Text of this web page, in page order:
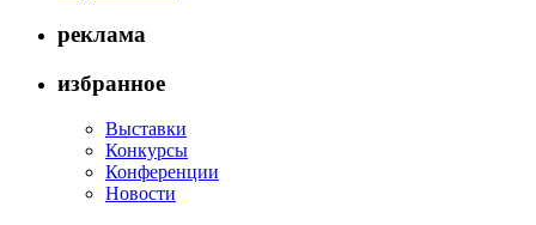
реклама
избранное
Выставки
Конкурсы
Конференции
Новости